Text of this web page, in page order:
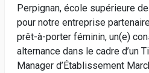
Perpignan, école supérieure
pour notre entreprise
prêt-à-porter féminin, un(e)
alternance dans le cadre d’un
Manager d’Établissement